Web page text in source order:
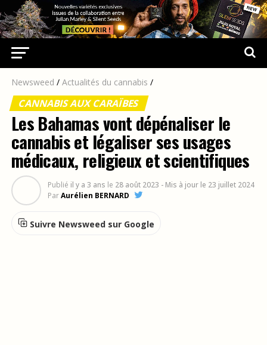
Newsweed / Actualités du cannabis /
CANNABIS AUX CARAÏBES
Les Bahamas vont dépénaliser le
cannabis et légaliser ses usages
médicaux, religieux et scientifiques
Publié il y a 3 ans le 28 août 2023 - Mis à jour le 23 juillet 2024
ParAurélien BERNARD
Suivre Newsweed sur Google